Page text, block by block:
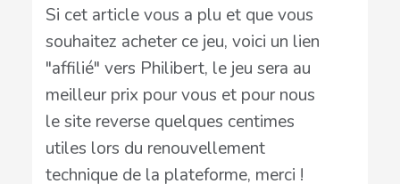
Si cet article vous a plu et que vous
souhaitez acheter ce jeu, voici un lien
"affilié" vers Philibert, le jeu sera au
meilleur prix pour vous et pour nous
le site reverse quelques centimes
utiles lors du renouvellement
technique de la plateforme, merci !